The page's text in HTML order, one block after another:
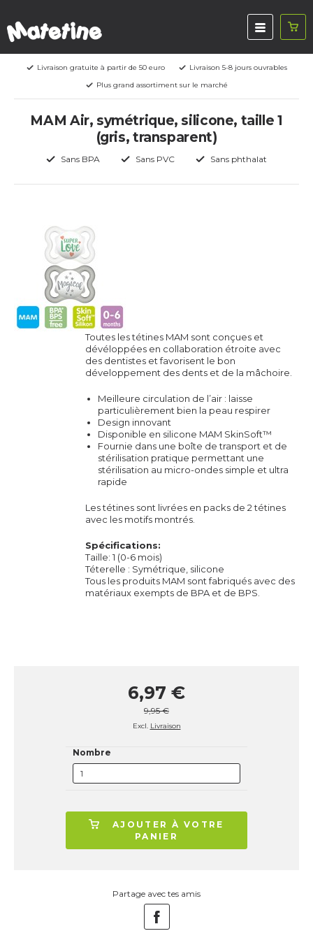
Livraison gratuite à partir de 50 euro
Livraison 5-8 jours ouvrables
Plus grand assortiment sur le marché
MAM Air, symétrique, silicone, taille 1
(gris, transparent)
Sans BPA Sans PVC Sans phthalat
Toutes les tétines MAM sont conçues et
dévéloppées en collaboration étroite avec
des dentistes et favorisent le bon
développement des dents et de la mâchoire.
Meilleure circulation de l’air : laisse
particulièrement bien la peau respirer
Design innovant
Disponible en silicone MAM SkinSoft™
Fournie dans une boîte de transport et de
stérilisation pratique permettant une
stérilisation au micro-ondes simple et ultra
rapide
Les tétines sont livrées en packs de 2 tétines
avec les motifs montrés.
Spécifications:
Taille: 1 (0-6 mois)
Téterelle : Symétrique, silicone
Tous les produits MAM sont fabriqués avec des
matériaux exempts de BPA et de BPS.
6,97 €
9,95 €
Excl. Livraison
Nombre
AJOUTER À VOTRE
PANIER
Partage avec tes amis